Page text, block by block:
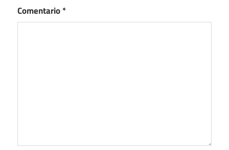
Comentario*